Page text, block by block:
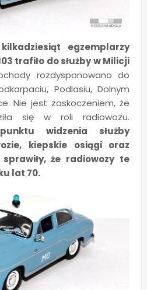
egzemplarzy
trafiło do służby w Milicji
rozdysponowano do
Podlasiu, Dolnym
Nie jest zaskoczeniem, że
się w roli radiowozu.
widzenia służby
kiepskie osiągi oraz
że radiowozy te
lat 70.